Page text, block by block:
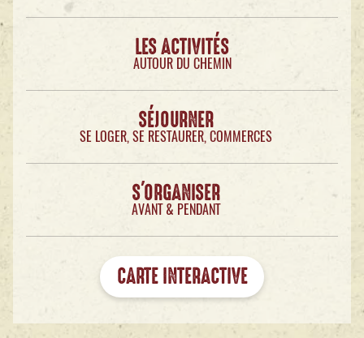
LES ACTIVITÉS
AUTOUR DU CHEMIN
SÉJOURNER
SE LOGER, SE RESTAURER, COMMERCES
S'ORGANISER
AVANT & PENDANT
CARTE INTERACTIVE